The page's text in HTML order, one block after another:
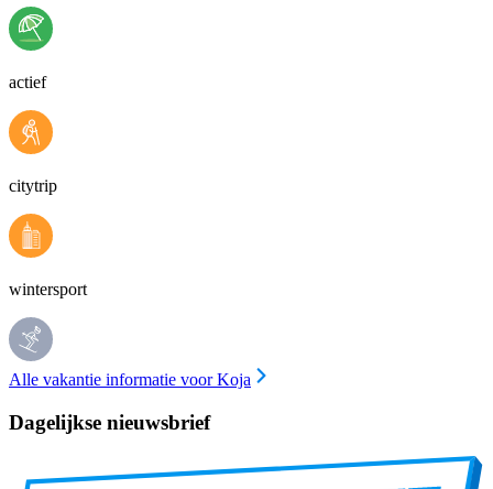
actief
citytrip
wintersport
Alle vakantie informatie voor Koja
Dagelijkse nieuwsbrief